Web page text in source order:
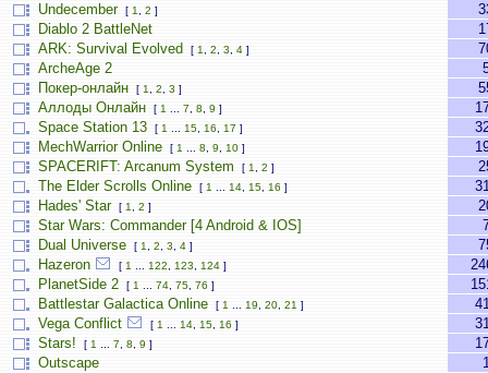
Undecember
[ 1 2 ]
Diablo 2 BattleNet
ARK: Survival Evolved
[ 1 2 3 4 ]
ArcheAge 2
Покер-онлайн
[ 1 2 3 ]
Аллоды Онлайн
[ 1 7 8 9 ]
Space Station 13
[ 1 15 16 17 ]
MechWarrior Online
[ 1 8 9 10 ]
SPACERIFT: Arcanum System
[ 1 2 ]
The Elder Scrolls Online
[ 1 14 15 16 ]
Hades' Star
[ 1 2 ]
Star Wars: Commander [4 Android & IOS]
Dual Universe
[ 1 2 3 4 ]
Hazeron
[ 1 122 123 124 ]
PlanetSide 2
[ 1 74 75 76 ]
Battlestar Galactica Online
[ 1 19 20 21 ]
Vega Conflict
[ 1 14 15 16 ]
Stars!
[ 1 7 8 9 ]
Outscape